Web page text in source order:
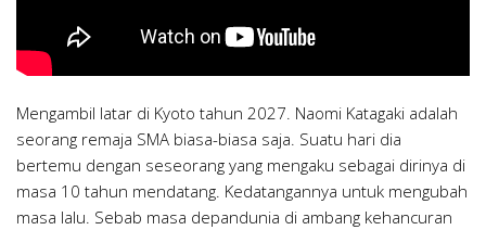
Mengambil latar di Kyoto tahun 2027. Naomi Katagaki adalah
seorang remaja SMA biasa-biasa saja. Suatu hari dia
bertemu dengan seseorang yang mengaku sebagai dirinya di
masa 10 tahun mendatang. Kedatangannya untuk mengubah
masa lalu. Sebab masa depandunia di ambang kehancuran